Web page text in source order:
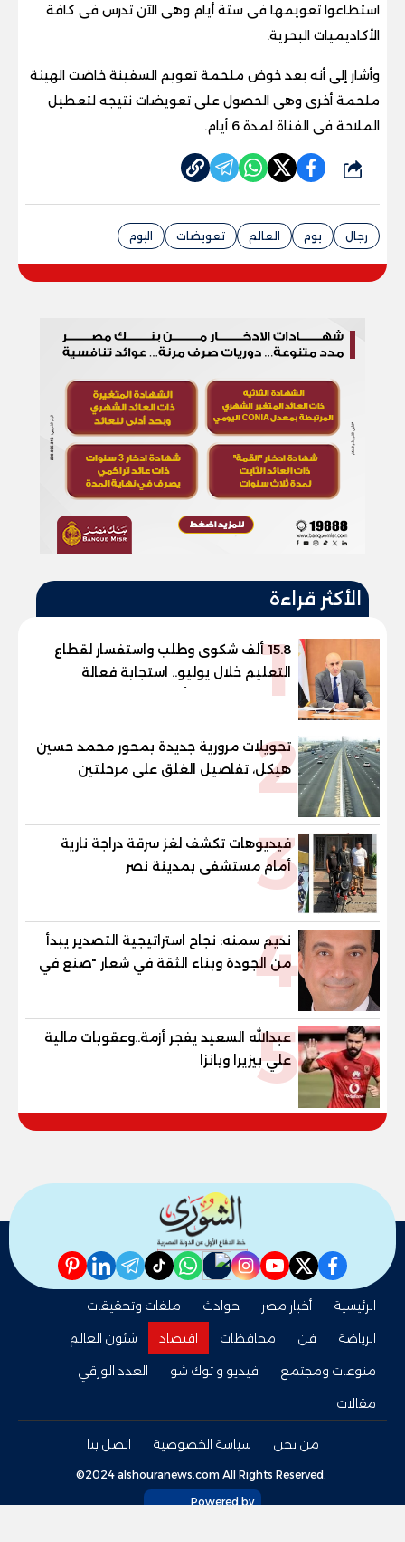
استطاعوا تعويمها فى ستة أيام وهى الآن تدرس فى كافة
الأكاديميات البحرية.
وأشار إلى أنه بعد خوض ملحمة تعويم السفينة خاضت الهيئة
ملحمة أخرى وهى الحصول على تعويضات نتيجه لتعطيل
الملاحة فى القناة لمدة 6 أيام
.
شارك
رجال يوم العالم تعويضات اليوم
الأكثر قراءة
115.8 ألف شكوى وطلب واستفسار لقطاع
التعليم خلال يوليو.. استجابة فعالة
لشكاوى الطلاب وأولياء الأمور
2
تحويلات مرورية جديدة بمحور محمد حسين
هيكل، تفاصيل الغلق على مرحلتين
3
فيديوهات تكشف لغز سرقة دراجة نارية
أمام مستشفى بمدينة نصر
4
نديم سمنه: نجاح استراتيجية التصدير يبدأ
من الجودة وبناء الثقة في شعار "صنع في
مصر"
5
عبدالله السعيد يفجر أزمة..وعقوبات مالية
علي بيزيرا وبانزا
facebook
twitter
youtube
instagram
nabd
whatsapp
tiktok
telegram
linkedin
pinterest
الرئيسية أخبار مصر حوادث
ملفات وتحقيقات
الرياضة
فن محافظات اقتصاد
شئون العالم
منوعات ومجتمع
فيديو و توك شو
العدد الورقي
مقالات
من نحن سياسة الخصوصية اتصل بنا
©2024 alshouranews.com All Rights Reserved.
Powered by